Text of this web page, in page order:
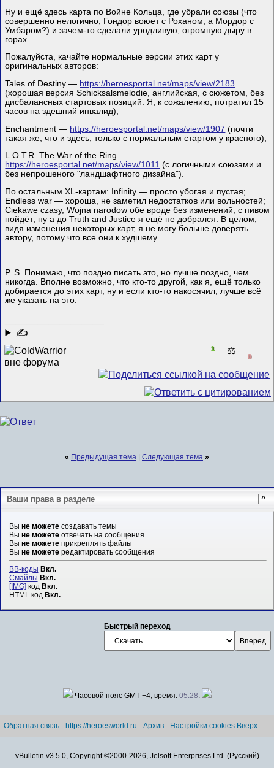
Ну и ещё здесь карта по Войне Кольца, где убрали союзы (что
совершенно нелогично, Гондор воюет с Роханом, а Мордор с
Умбаром?) и зачем-то сделали уродливую, огромную дыру в
горах.
Пожалуйста, качайте нормальные версии этих карт у
оригинальных авторов:
Tales of Destiny — https://heroesportal.net/maps/view/2183
(хорошая версия Schicksalsmelodie, английская, с сюжетом, без
дисбалансных стартовых позиций. Я, к сожалению, потратил 15
часов на здешний инвалид);
Enchantment — https://heroesportal.net/maps/view/1907 (почти
такая же, что и здесь, только с нормальным стартом у красного);
L.O.T.R. The War of the Ring —
https://heroesportal.net/maps/view/1011 (с логичными союзами и
без непрошеного "ландшафтного дизайна").
По остальным XL-картам: Infinity — просто убогая и пустая;
Endless war — хороша, не заметил недостатков или вольностей;
Ciekawe czasy, Wojna narodow обе вроде без изменений, с пивом
пойдёт; ну а до Truth and Justice я ещё не добрался. В целом,
видя изменения некоторых карт, я не могу больше доверять
автору, потому что все они к худшему.
P. S. Понимаю, что поздно писать это, но лучше поздно, чем
никогда. Вполне возможно, что кто-то другой, как я, ещё только
добирается до этих карт, ну и если кто-то накосячил, лучше всё
же указать на это.
✍
1 ⚖️
0
« Предыдущая тема | Следующая тема »
Ваши права в разделе ^
Вы не можетесоздавать темы
Вы не можетеотвечать на сообщения
Вы не можетеприкреплять файлы
Вы не можетередактировать сообщения
BB-коды Вкл.
Смайлы Вкл.
[IMG]код Вкл.
HTML код Вкл.
Быстрый переход
Часовой пояс GMT +4, время: 05:28.
Обратная связь - https://heroesworld.ru - Архив - Настройки cookies Вверх
vBulletin v3.5.0, Copyright ©2000-2026, Jelsoft Enterprises Ltd. (Русский)